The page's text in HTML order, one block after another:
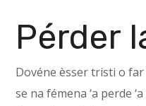
Pérder
Dovéne èsser tristi o
se na fémena ‘a perde